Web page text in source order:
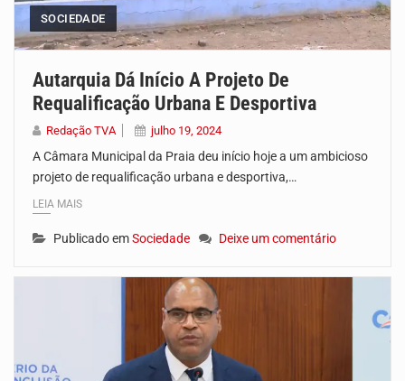
SOCIEDADE
Autarquia Dá Início A Projeto De
Requalificação Urbana E Desportiva
Redação TVA julho 19, 2024
A Câmara Municipal da Praia deu início hoje a um ambicioso
projeto de requalificação urbana e desportiva,…
LEIA MAIS
Publicado emSociedade Deixe um comentário